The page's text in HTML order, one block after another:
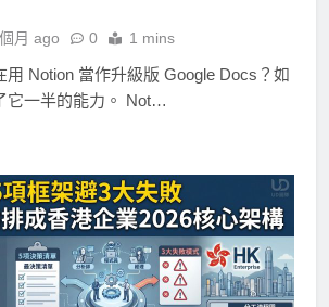
月 ago 0 1 mins
用 Notion 當作升級版 Google Docs？如
它一半的能力。 Not…